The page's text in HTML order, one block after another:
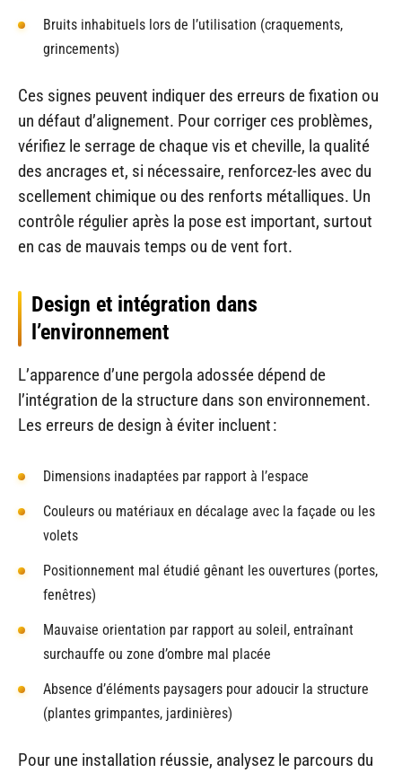
Bruits inhabituels lors de l’utilisation (craquements,
grincements)
Ces signes peuvent indiquer des erreurs de fixation ou
un défaut d’alignement. Pour corriger ces problèmes,
vérifiez le serrage de chaque vis et cheville, la qualité
des ancrages et, si nécessaire, renforcez-les avec du
scellement chimique ou des renforts métalliques. Un
contrôle régulier après la pose est important, surtout
en cas de mauvais temps ou de vent fort.
Design et intégration dans
l’environnement
L’apparence d’une pergola adossée dépend de
l’intégration de la structure dans son environnement.
Les erreurs de design à éviter incluent :
Dimensions inadaptées par rapport à l’espace
Couleurs ou matériaux en décalage avec la façade ou les
volets
Positionnement mal étudié gênant les ouvertures (portes,
fenêtres)
Mauvaise orientation par rapport au soleil, entraînant
surchauffe ou zone d’ombre mal placée
Absence d’éléments paysagers pour adoucir la structure
(plantes grimpantes, jardinières)
Pour une installation réussie, analysez le parcours du